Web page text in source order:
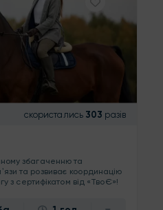
скористались 303 разів
збагаченню та
та розвиває координацію
з сертифікатом від «ТвоЄ»!